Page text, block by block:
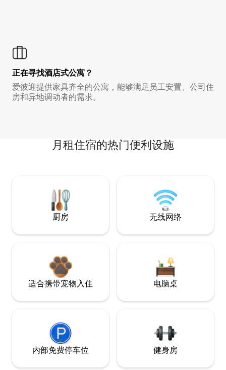
正在寻找酒店式公寓？
爱彼迎提供家具齐全的公寓，能够满足员工安置、公司住
房和异地调动者的需求。
月租住宿的热门便利设施
厨房 无线网络
适合携带宠物入住 电脑桌
内部免费停车位 健身房